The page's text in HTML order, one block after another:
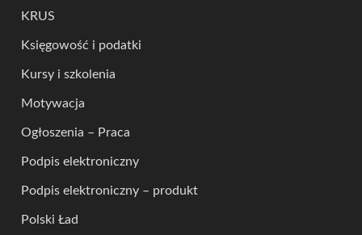
KRUS
Księgowość i podatki
Kursy i szkolenia
Motywacja
Ogłoszenia – Praca
Podpis elektroniczny
Podpis elektroniczny – produkt
Polski Ład